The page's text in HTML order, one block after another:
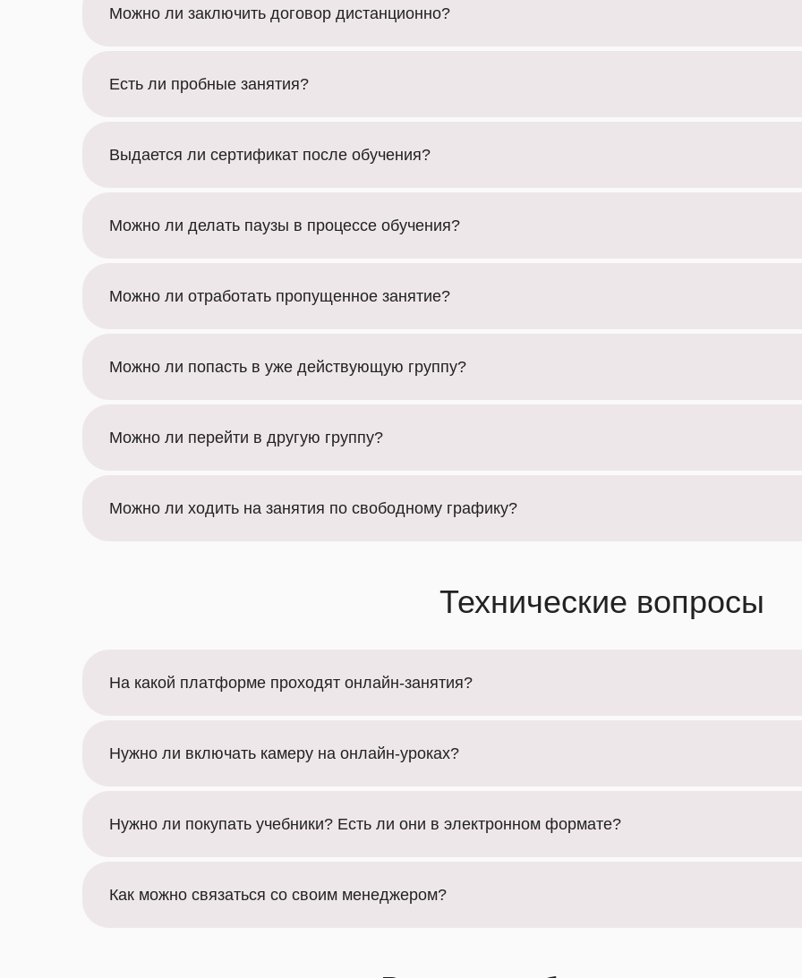
Можно ли заключить договор дистанционно?
Есть ли пробные занятия?
Выдается ли сертификат после обучения?
Можно ли делать паузы в процессе обучения?
Можно ли отработать пропущенное занятие?
Можно ли попасть в уже действующую группу?
Можно ли перейти в другую группу?
Можно ли ходить на занятия по свободному графику?
Технические вопросы
На какой платформе проходят онлайн-занятия?
Нужно ли включать камеру на онлайн-уроках?
Нужно ли покупать учебники? Есть ли они в электронном формате?
Как можно связаться со своим менеджером?